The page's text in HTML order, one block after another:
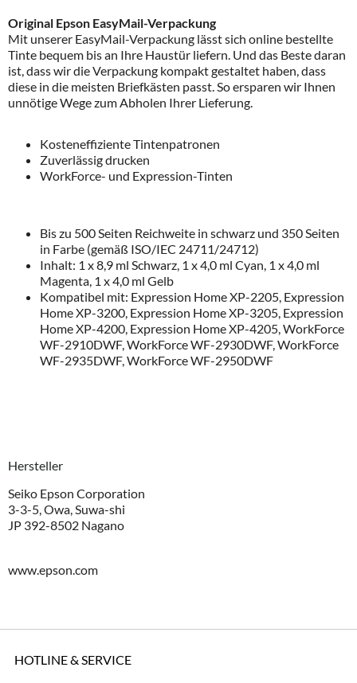
Original Epson EasyMail-Verpackung
Mit unserer EasyMail-Verpackung lässt sich online bestellte
Tinte bequem bis an Ihre Haustür liefern. Und das Beste daran
ist, dass wir die Verpackung kompakt gestaltet haben, dass
diese in die meisten Briefkästen passt. So ersparen wir Ihnen
unnötige Wege zum Abholen Ihrer Lieferung.
Kosteneffiziente Tintenpatronen
Zuverlässig drucken
WorkForce- und Expression-Tinten
Bis zu 500 Seiten Reichweite in schwarz und 350 Seiten
in Farbe (gemäß ISO/IEC 24711/24712)
Inhalt: 1 x 8,9 ml Schwarz, 1 x 4,0 ml Cyan, 1 x 4,0 ml
Magenta, 1 x 4,0 ml Gelb
Kompatibel mit: Expression Home XP-2205, Expression
Home XP-3200, Expression Home XP-3205, Expression
Home XP-4200, Expression Home XP-4205, WorkForce
WF-2910DWF, WorkForce WF-2930DWF, WorkForce
WF-2935DWF, WorkForce WF-2950DWF
Hersteller
Seiko Epson Corporation
3-3-5, Owa, Suwa-shi
JP 392-8502 Nagano
www.epson.com
HOTLINE & SERVICE